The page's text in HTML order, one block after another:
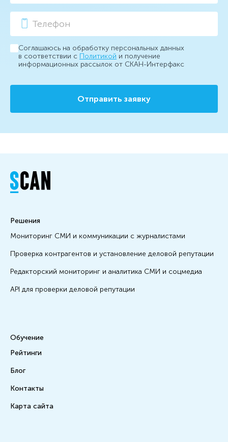
Соглашаюсь на обработку персональных данных
в соответствии с Политикой и получение
информационных рассылок от СКАН-Интерфакс
Отправить заявку
Решения
Мониторинг СМИ и коммуникации с журналистами
Проверка контрагентов и установление деловой репутации
Редакторский мониторинг и аналитика СМИ и соцмедиа
API для проверки деловой репутации
Обучение
Рейтинги
Блог
Контакты
Карта сайта